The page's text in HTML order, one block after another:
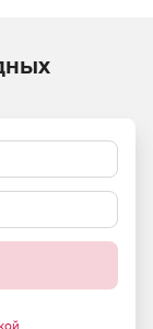
и
тысяч
Microsoft
и